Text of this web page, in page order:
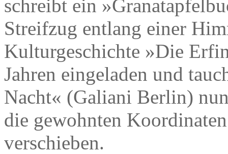
schreibt ein
Streifzug entlang einer
Kulturgeschichte »Die
Jahren eingeladen und
Nacht« (Galiani Berlin)
die gewohnten
verschieben.